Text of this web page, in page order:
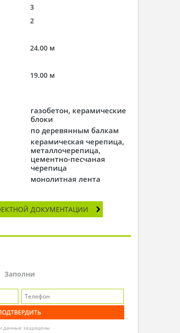
3
2
24.00 м
19.00 м
газобетон, керамические
блоки
по деревянным балкам
керамическая черепица,
металлочерепица,
цементно-песчаная
черепица
монолитная лента
ДОКУМЕНТАЦИИ
Заполни
данные защищены